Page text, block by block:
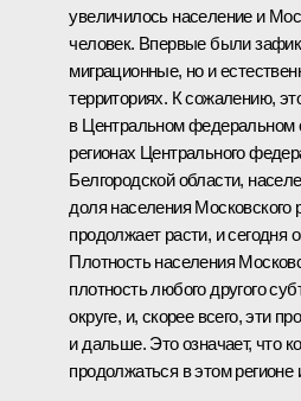
увеличилось население и
человек. Впервые были
миграционные, но и
территориях. К сожалению,
в Центральном федеральном
регионах Центрального
Белгородской области,
доля населения
продолжает расти, и сегодня
Плотность населения
плотность любого другого
округе, и, скорее всего, эти
и дальше. Это означает, что
продолжаться в этом